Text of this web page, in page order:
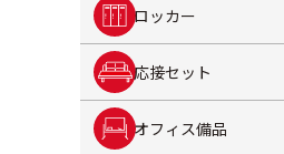
ロッカー
応接セット
オフィス備品